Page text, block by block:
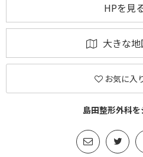
HPを見
大きな
お気に入
島田整形外科